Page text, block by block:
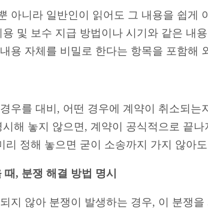
아니라 일반인이 읽어도 그 내용을 쉽
및 보수 지급 방법이나 시기와 같은 내
용 자체를 비밀로 한다는 항목을 포함해
우를 대비, 어떤 경우에 계약이 취소되
해 놓지 않으면, 계약이 공식적으로 끝
리 정해 놓으면 굳이 소송까지 가지 않아
, 분쟁 해결 방법 명시
지 않아 분쟁이 발생하는 경우, 이 분쟁